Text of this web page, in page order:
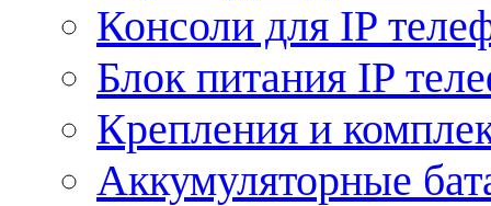
Консоли для IP
Блок питания IP
Крепления и
Аккумуляторные